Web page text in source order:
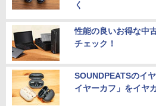
く
性能の良いお得な中
チェック！
SOUNDPEATSのイ
イヤーカフ」をイヤ